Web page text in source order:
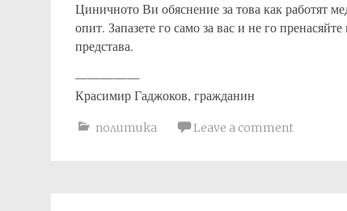
Циничното Ви обяснение за това как работят
опит. Запазете го само за вас и не го
представа.
—————
Красимир Гаджоков, гражданин
политика Leave a comment